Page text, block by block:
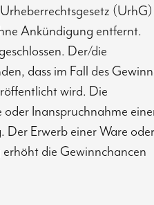
(UrhG)
Ankündigung entfernt.
Der/die
dass im Fall des
wird. Die
oder Inanspruchnahme
Der Erwerb einer Ware oder
die Gewinnchancen